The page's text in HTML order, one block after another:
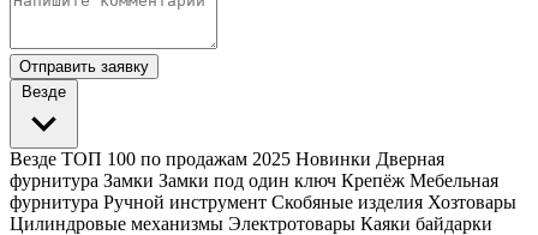
Отправить заявку
Везде
Везде ТОП 100 по продажам 2025 Новинки Дверная
фурнитура Замки Замки под один ключ Крепёж Мебельная
фурнитура Ручной инструмент Скобяные изделия Хозтовары
Цилиндровые механизмы Электротовары Каяки байдарки